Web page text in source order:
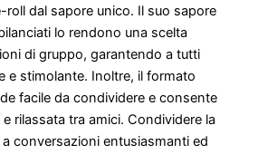
dal sapore unico. Il suo sapore
lo rendono una scelta
di gruppo, garantendo a tutti
e stimolante. Inoltre, il formato
facile da condividere e consente
rilassata tra amici. Condividere la
conversazioni entusiasmanti ed